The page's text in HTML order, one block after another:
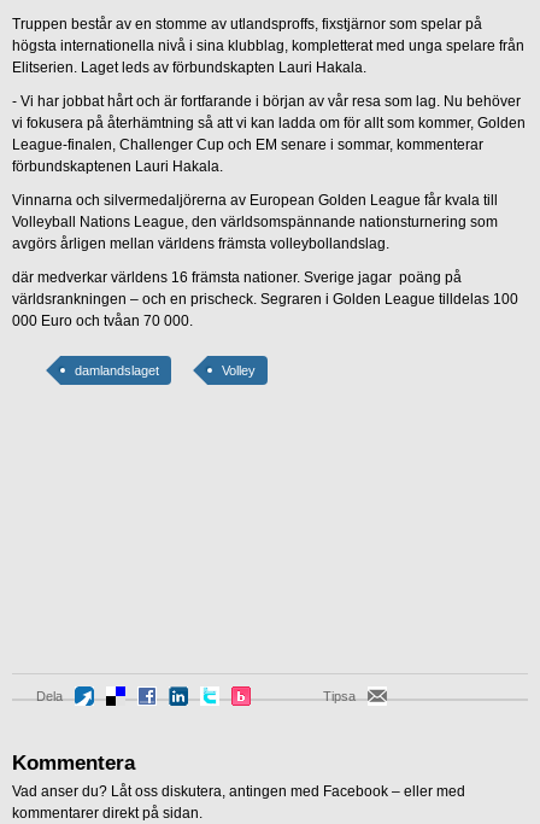
Truppen består av en stomme av utlandsproffs, fixstjärnor som spelar på
högsta internationella nivå i sina klubblag, kompletterat med unga spelare från
Elitserien. Laget leds av förbundskapten Lauri Hakala.
- Vi har jobbat hårt och är fortfarande i början av vår resa som lag. Nu behöver
vi fokusera på återhämtning så att vi kan ladda om för allt som kommer, Golden
League-finalen, Challenger Cup och EM senare i sommar, kommenterar
förbundskaptenen Lauri Hakala.
Vinnarna och silvermedaljörerna av European Golden League får kvala till
Volleyball Nations League, den världsomspännande nationsturnering som
avgörs årligen mellan världens främsta volleybollandslag.
där medverkar världens 16 främsta nationer. Sverige jagar poäng på
världsrankningen – och en prischeck. Segraren i Golden League tilldelas 100
000 Euro och tvåan 70 000.
damlandslaget Volley
Dela Tipsa
Kommentera
Vad anser du? Låt oss diskutera, antingen med Facebook – eller med
kommentarer direkt på sidan.